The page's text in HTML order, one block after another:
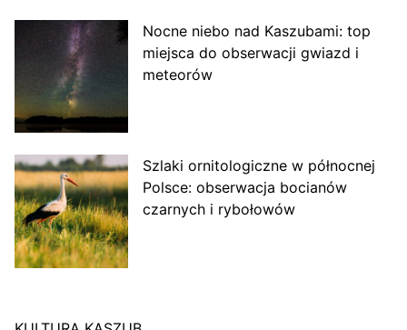
Nocne niebo nad Kaszubami: top
miejsca do obserwacji gwiazd i
meteorów
Szlaki ornitologiczne w północnej
Polsce: obserwacja bocianów
czarnych i rybołowów